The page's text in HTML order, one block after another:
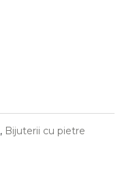
, Bijuterii cu pietre